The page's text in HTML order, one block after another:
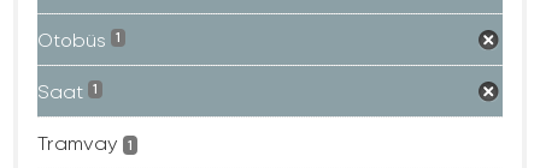
Otobüs 1
Saat 1
Tramvay 1